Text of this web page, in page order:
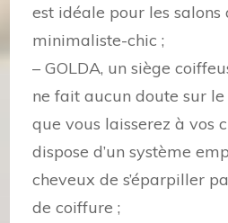
est idéale pour les salons
minimaliste-chic ;
– GOLDA, un siège
ne fait aucun doute sur le
que vous laisserez à vos
dispose d’un système
cheveux de s’éparpiller
de coiffure ;